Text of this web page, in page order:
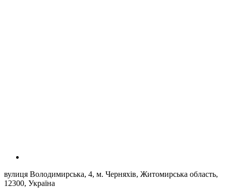
вулиця Володимирська, 4, м. Черняхів, Житомирська область,
12300, Україна